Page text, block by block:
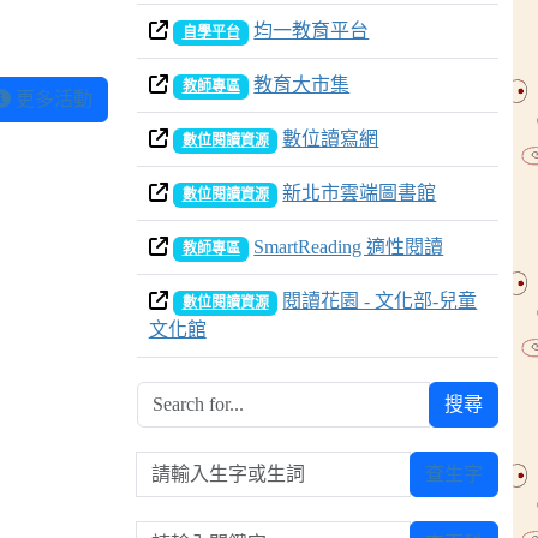
更多活動
自學平台 均一教育平台
教師專區 教育大市集
數位閱讀資源 數位讀寫網
數位閱讀資源 新北市雲端圖書館
教師專區 SmartReading 適性閱讀
數位閱讀資源
閱讀花園 - 文化部-兒童
文化館
搜尋
請輸入生字或生詞 查生字